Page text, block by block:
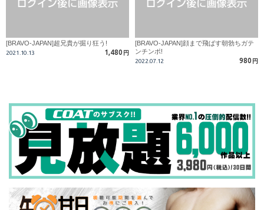
[BRAVO-JAPAN]超兄貴が掘り狂う!
2021.10.13 1,480 円
[BRAVO-JAPAN]顔まで飛ばす朝勃ちガテ
ンチンポ!
2022.07.12 980 円